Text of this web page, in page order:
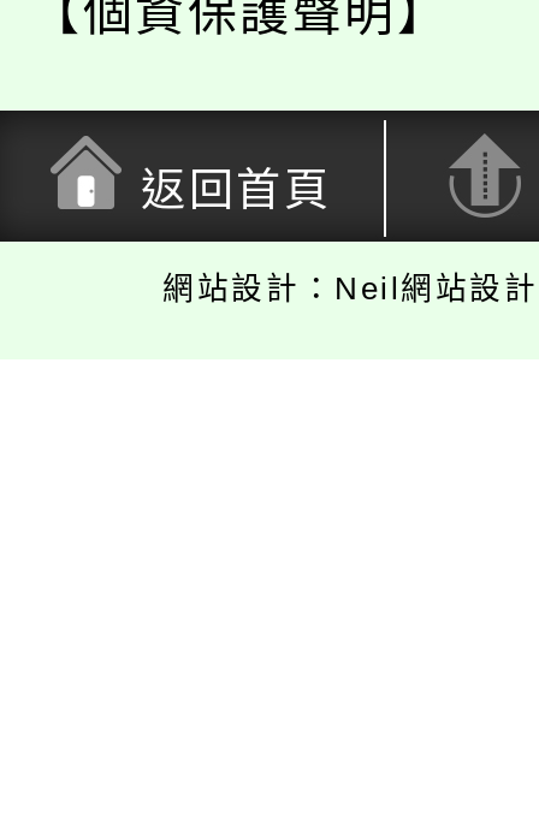
【個資保護聲明】
返回首頁
網站設計：Neil網站設